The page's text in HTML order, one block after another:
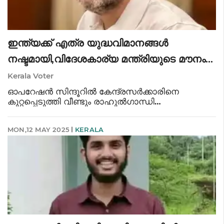
ഇന്ത്യക്ക് എത്ര യുദ്ധവിമാനങ്ങൾ
നഷ്ടമായി,വിദേശകാര്യ മന്ത്രിയുടെ മൗനം
അപലപനീയം,ചോദ്യം ആവർത്തിച്ച് രാഹുൽ
ഗാന്ധി
Kerala Voter
ഓപറേഷൻ സിന്ദൂറിൽ കേന്ദ്രസർക്കാരിനെ
കുറ്റപ്പെടുത്തി വീണ്ടും രാഹുൽഗാന്ധി
യുദ്ധവിമാനങ്ങൾ നഷ്ടമായെന്ന് രാബുൽ ഇന്നും
ചോദിച്ചു.വിദേശകാര്യ
MON,12 MAY 2025 KERALA